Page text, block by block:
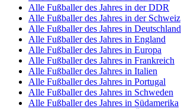
Alle Fußballer des Jahres in der DDR
Alle Fußballer des Jahres in der Schweiz
Alle Fußballer des Jahres in Deutschland
Alle Fußballer des Jahres in England
Alle Fußballer des Jahres in Europa
Alle Fußballer des Jahres in Frankreich
Alle Fußballer des Jahres in Italien
Alle Fußballer des Jahres in Portugal
Alle Fußballer des Jahres in Schweden
Alle Fußballer des Jahres in Südamerika